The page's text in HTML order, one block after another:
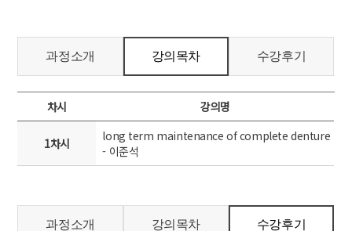
과정소개 강의목차 수강후기
차시 강의명
1차시
long term maintenance of complete denture
- 이준석
과정소개 강의목차 수강후기